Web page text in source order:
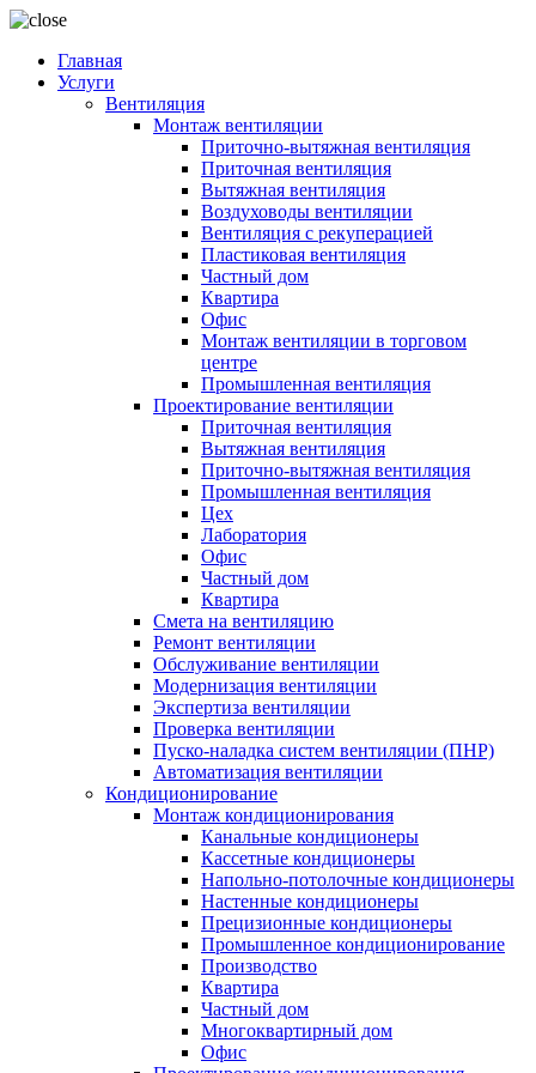
Главная
Услуги
Вентиляция
Монтаж вентиляции
Приточно-вытяжная вентиляция
Приточная вентиляция
Вытяжная вентиляция
Воздуховоды вентиляции
Вентиляция с рекуперацией
Пластиковая вентиляция
Частный дом
Квартира
Офис
Монтаж вентиляции в торговом
центре
Промышленная вентиляция
Проектирование вентиляции
Приточная вентиляция
Вытяжная вентиляция
Приточно-вытяжная вентиляция
Промышленная вентиляция
Цех
Лаборатория
Офис
Частный дом
Квартира
Смета на вентиляцию
Ремонт вентиляции
Обслуживание вентиляции
Модернизация вентиляции
Экспертиза вентиляции
Проверка вентиляции
Пуско-наладка систем вентиляции (ПНР)
Автоматизация вентиляции
Кондиционирование
Монтаж кондиционирования
Канальные кондиционеры
Кассетные кондиционеры
Напольно-потолочные кондиционеры
Настенные кондиционеры
Прецизионные кондиционеры
Промышленное кондиционирование
Производство
Квартира
Частный дом
Многоквартирный дом
Офис